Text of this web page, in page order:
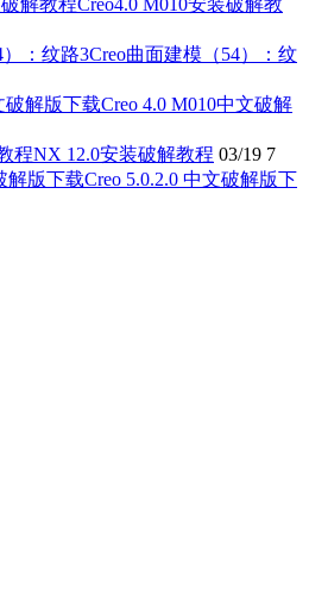
Creo曲面建模（54）：纹
Creo 4.0 M010中文破解
NX 12.0安装破解教程 03/19 7
Creo 5.0.2.0 中文破解版下